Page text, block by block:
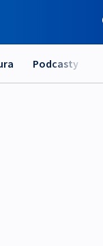
Podcasty